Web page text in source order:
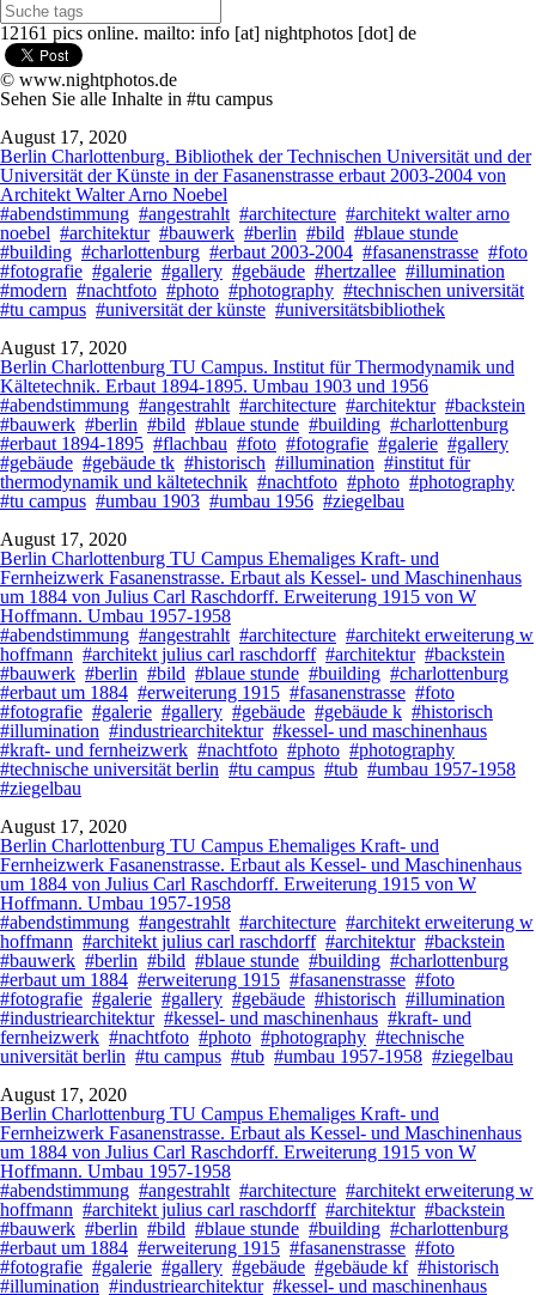
12161 pics online. mailto: info [at] nightphotos [dot] de
© www.nightphotos.de
Sehen Sie alle Inhalte in #tu campus
August 17, 2020
Berlin Charlottenburg. Bibliothek der Technischen Universität und der
Universität der Künste in der Fasanenstrasse erbaut 2003-2004 von
Architekt Walter Arno Noebel
#abendstimmung #angestrahlt #architecture #architekt walter arno
noebel #architektur #bauwerk #berlin #bild #blaue stunde
#building #charlottenburg #erbaut 2003-2004 #fasanenstrasse #foto
#fotografie #galerie #gallery #gebäude #hertzallee #illumination
#modern #nachtfoto #photo #photography #technischen universität
#tu campus #universität der künste #universitätsbibliothek
August 17, 2020
Berlin Charlottenburg TU Campus. Institut für Thermodynamik und
Kältetechnik. Erbaut 1894-1895. Umbau 1903 und 1956
#abendstimmung #angestrahlt #architecture #architektur #backstein
#bauwerk #berlin #bild #blaue stunde #building #charlottenburg
#erbaut 1894-1895 #flachbau #foto #fotografie #galerie #gallery
#gebäude #gebäude tk #historisch #illumination #institut für
thermodynamik und kältetechnik #nachtfoto #photo #photography
#tu campus #umbau 1903 #umbau 1956 #ziegelbau
August 17, 2020
Berlin Charlottenburg TU Campus Ehemaliges Kraft- und
Fernheizwerk Fasanenstrasse. Erbaut als Kessel- und Maschinenhaus
um 1884 von Julius Carl Raschdorff. Erweiterung 1915 von W
Hoffmann. Umbau 1957-1958
#abendstimmung #angestrahlt #architecture #architekt erweiterung w
hoffmann #architekt julius carl raschdorff #architektur #backstein
#bauwerk #berlin #bild #blaue stunde #building #charlottenburg
#erbaut um 1884 #erweiterung 1915 #fasanenstrasse #foto
#fotografie #galerie #gallery #gebäude #gebäude k #historisch
#illumination #industriearchitektur #kessel- und maschinenhaus
#kraft- und fernheizwerk #nachtfoto #photo #photography
#technische universität berlin #tu campus #tub #umbau 1957-1958
#ziegelbau
August 17, 2020
Berlin Charlottenburg TU Campus Ehemaliges Kraft- und
Fernheizwerk Fasanenstrasse. Erbaut als Kessel- und Maschinenhaus
um 1884 von Julius Carl Raschdorff. Erweiterung 1915 von W
Hoffmann. Umbau 1957-1958
#abendstimmung #angestrahlt #architecture #architekt erweiterung w
hoffmann #architekt julius carl raschdorff #architektur #backstein
#bauwerk #berlin #bild #blaue stunde #building #charlottenburg
#erbaut um 1884 #erweiterung 1915 #fasanenstrasse #foto
#fotografie #galerie #gallery #gebäude #historisch #illumination
#industriearchitektur #kessel- und maschinenhaus #kraft- und
fernheizwerk #nachtfoto #photo #photography #technische
universität berlin #tu campus #tub #umbau 1957-1958 #ziegelbau
August 17, 2020
Berlin Charlottenburg TU Campus Ehemaliges Kraft- und
Fernheizwerk Fasanenstrasse. Erbaut als Kessel- und Maschinenhaus
um 1884 von Julius Carl Raschdorff. Erweiterung 1915 von W
Hoffmann. Umbau 1957-1958
#abendstimmung #angestrahlt #architecture #architekt erweiterung w
hoffmann #architekt julius carl raschdorff #architektur #backstein
#bauwerk #berlin #bild #blaue stunde #building #charlottenburg
#erbaut um 1884 #erweiterung 1915 #fasanenstrasse #foto
#fotografie #galerie #gallery #gebäude #gebäude kf #historisch
#illumination #industriearchitektur #kessel- und maschinenhaus